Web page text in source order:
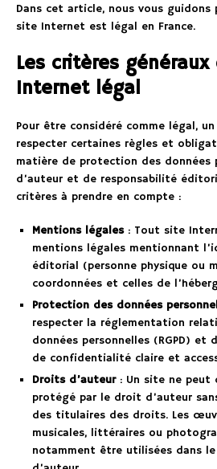
Dans cet article, nous vous guidons
site Internet est légal en France.
Les critères généraux
Internet légal
Pour être considéré comme légal,
respecter certaines règles et
matière de protection des données
d’auteur et de responsabilité
critères à prendre en compte :
Mentions légales: Tout site
mentions légales mentionnant
éditorial (personne physique ou
coordonnées et celles de
Protection des données
respecter la réglementation
données personnelles (RGPD) et
de confidentialité claire et
Droits d’auteur: Un site ne peut
protégé par le droit d’auteur
des titulaires des droits. Les
musicales, littéraires ou
notamment être utilisées dans